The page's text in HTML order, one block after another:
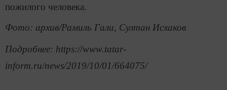
пожилого человека.
Фото: архив/Рамиль Гали, Султан Исхаков
Подробнее: https://www.tatar-
inform.ru/news/2019/10/01/664075/